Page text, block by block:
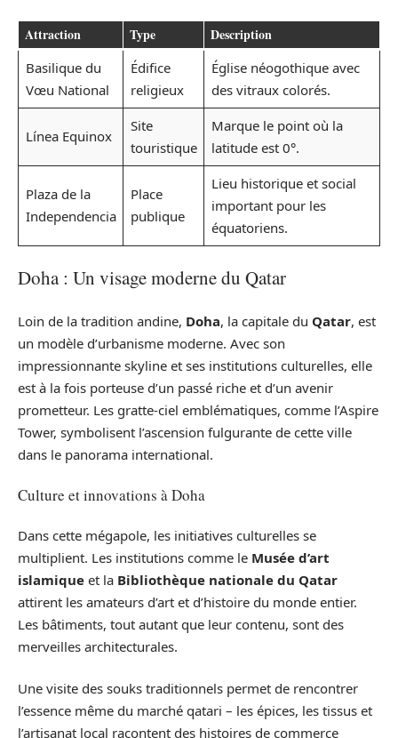
Attraction Type Description
Basilique du
Vœu National
Édifice
religieux
Église néogothique avec
des vitraux colorés.
Línea Equinox
Site
touristique
Marque le point où la
latitude est 0°.
Plaza de la
Independencia
Place
publique
Lieu historique et social
important pour les
équatoriens.
Doha : Un visage moderne du Qatar
Loin de la tradition andine, Doha, la capitale du Qatar, est
un modèle d’urbanisme moderne. Avec son
impressionnante skyline et ses institutions culturelles, elle
est à la fois porteuse d’un passé riche et d’un avenir
prometteur. Les gratte-ciel emblématiques, comme l’Aspire
Tower, symbolisent l’ascension fulgurante de cette ville
dans le panorama international.
Culture et innovations à Doha
Dans cette mégapole, les initiatives culturelles se
multiplient. Les institutions comme le Musée d’art
islamique et la Bibliothèque nationale du Qatar
attirent les amateurs d’art et d’histoire du monde entier.
Les bâtiments, tout autant que leur contenu, sont des
merveilles architecturales.
Une visite des souks traditionnels permet de rencontrer
l’essence même du marché qatari – les épices, les tissus et
l’artisanat local racontent des histoires de commerce